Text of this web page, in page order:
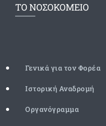
ΤΟ ΝΟΣΟΚΟΜΕΙΟ
Γενικά για τον Φορέα
Ιστορική Αναδρομή
Οργανόγραμμα